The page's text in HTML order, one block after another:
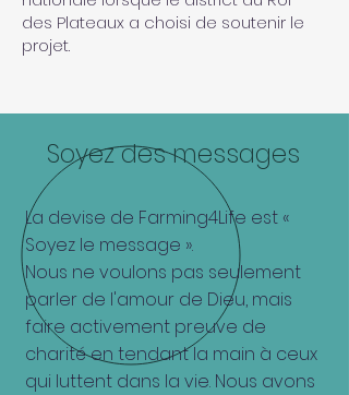
des Plateaux a choisi de soutenir le
projet.
Soyez des messages
La devise de Farming4Life est «
Soyez le message ».
Nous ne voulons pas seulement
parler de l'amour de Dieu, mais
faire activement preuve de
charité en tendant la main à ceux
qui luttent dans la vie. Nous avons